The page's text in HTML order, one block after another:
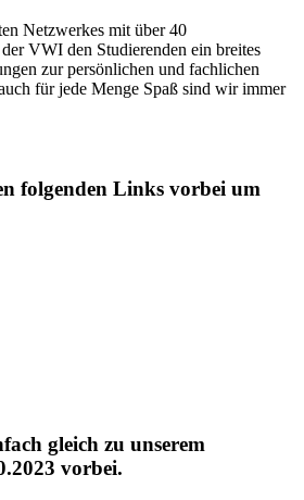
Netzwerkes mit über 40
VWI den Studierenden ein breites
zur persönlichen und fachlichen
für jede Menge Spaß sind wir immer
folgenden Links vorbei um
gleich zu unserem
vorbei.